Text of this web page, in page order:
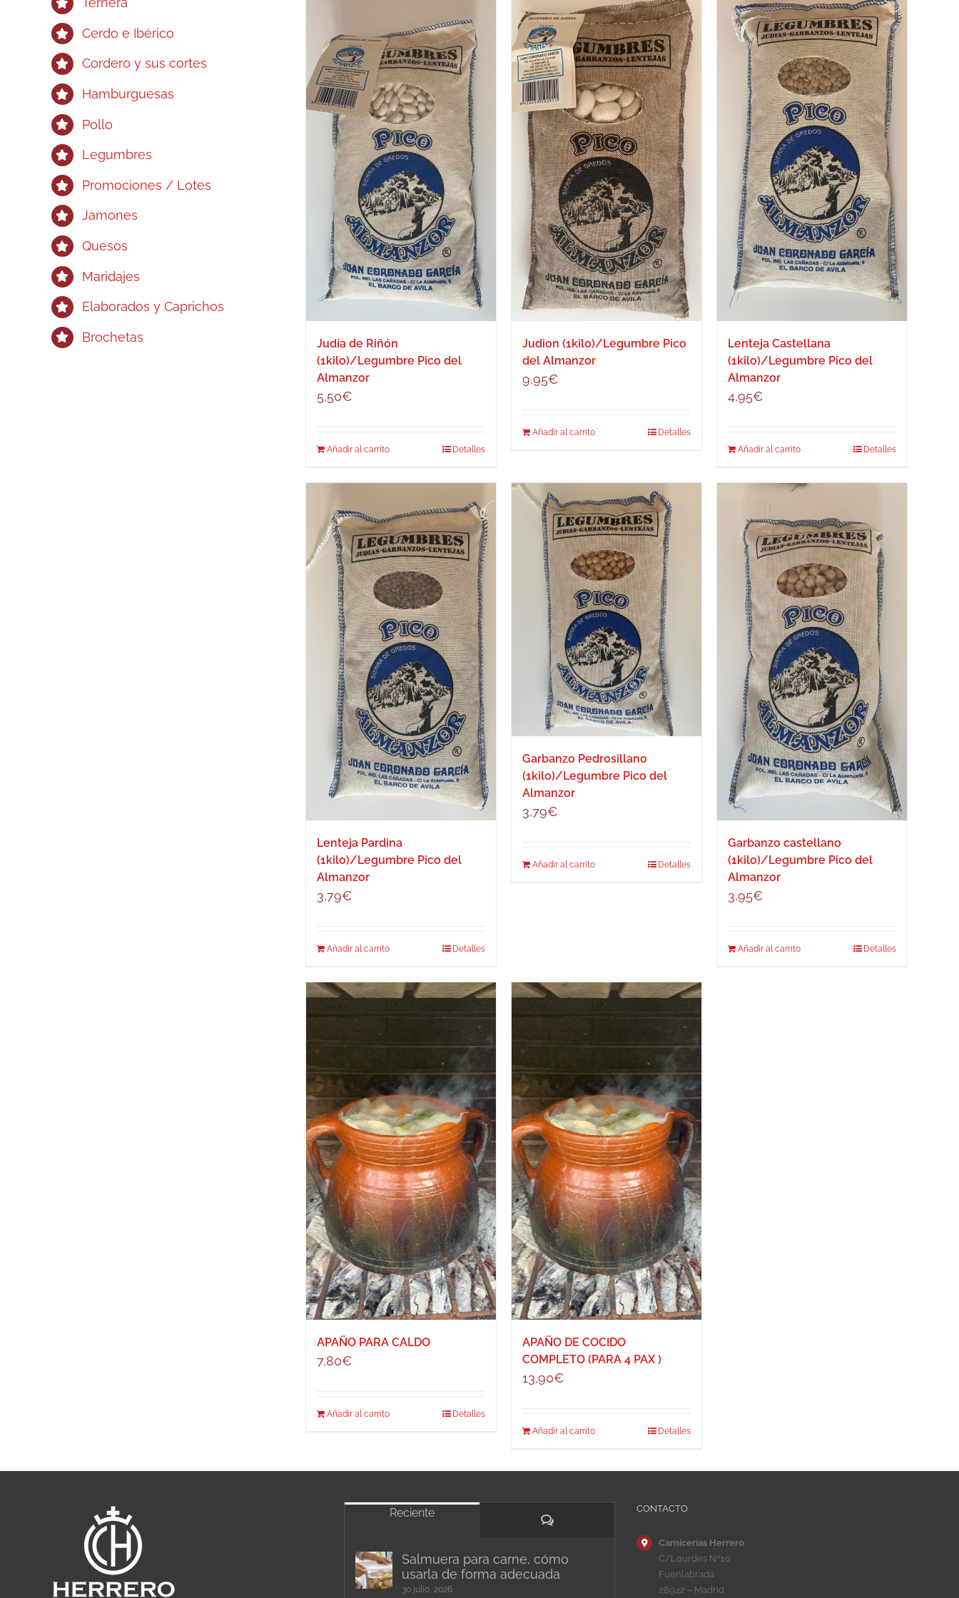
Judía de Riñón
(1kilo)/Legumbre Pico del
Almanzor
5,50€
Añadir al carrito Detalles
Judion (1kilo)/Legumbre Pico
del Almanzor
9,95€
Añadir al carrito Detalles
Lenteja Castellana
(1kilo)/Legumbre Pico del
Almanzor
4,95€
Añadir al carrito Detalles
Lenteja Pardina
(1kilo)/Legumbre Pico del
Almanzor
3,79€
Añadir al carrito Detalles
Garbanzo Pedrosillano
(1kilo)/Legumbre Pico del
Almanzor
3,79€
Añadir al carrito Detalles
Garbanzo castellano
(1kilo)/Legumbre Pico del
Almanzor
3,95€
Añadir al carrito Detalles
APAÑO PARA CALDO
7,80€
Añadir al carrito Detalles
APAÑO DE COCIDO
COMPLETO (PARA 4 PAX )
13,90€
Añadir al carrito Detalles
Cerdo e Ibérico
Cordero y sus cortes
Hamburguesas
Pollo
Legumbres
Promociones / Lotes
Jamones
Quesos
Maridajes
Elaborados y Caprichos
Brochetas
Reciente
Comentarios
Salmuera para carne, cómo
usarla de forma adecuada
30 julio, 2026
CONTACTO
Carnicerías Herrero
C/Lourdes Nº10
Fuenlabrada
28942 – Madrid